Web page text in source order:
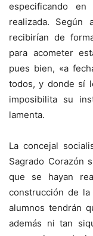
especificando
realizada. Según
recibirían de
para acometer
pues bien, «a
todos, y donde sí
imposibilita su
lamenta.
La concejal
Sagrado Corazón
que se hayan
construcción de
alumnos tendrán
además ni tan